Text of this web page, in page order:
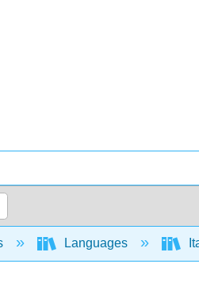
Languages